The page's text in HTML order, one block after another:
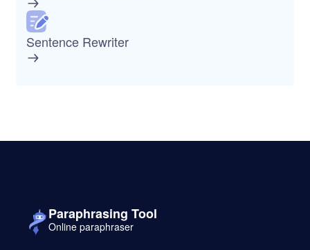
Sentence Rewriter
Paraphrasing Tool
Online paraphraser